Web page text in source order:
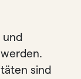
und
sind